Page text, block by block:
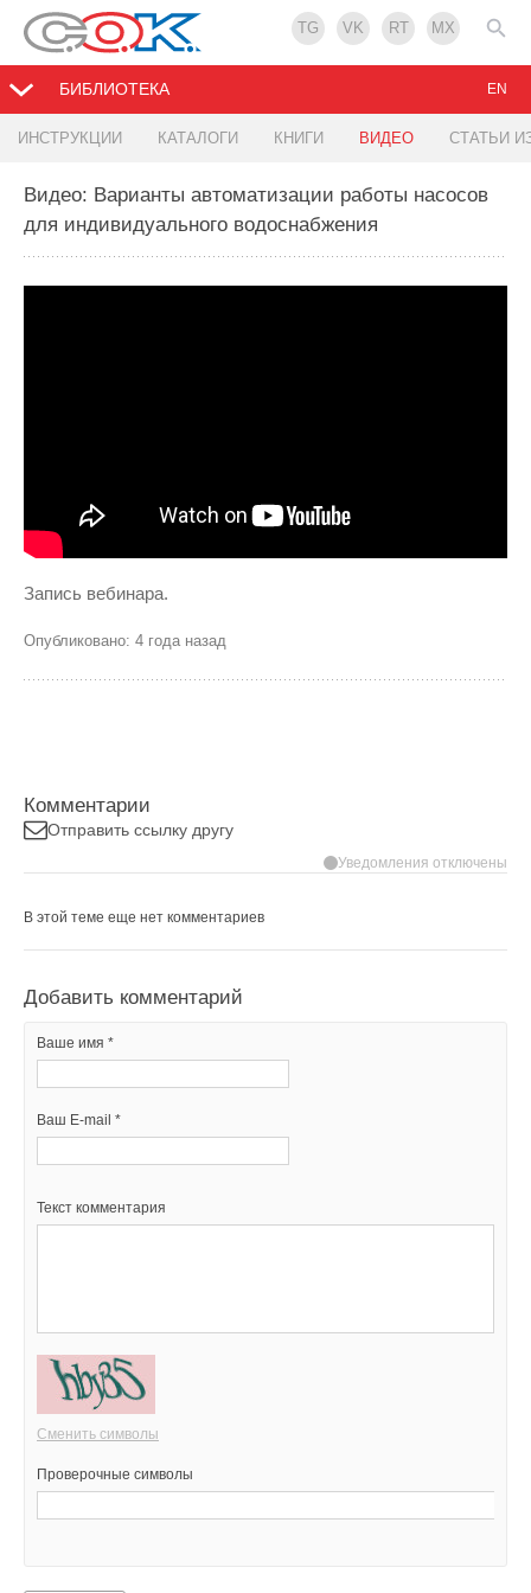
TG VK RT MX
БИБЛИОТЕКА
ИНСТРУКЦИИ КАТАЛОГИ КНИГИ ВИДЕО СТАТЬИ
EN
Видео: Варианты автоматизации работы насосов
для индивидуального водоснабжения
Запись вебинара.
Опубликовано: 4 года назад
Комментарии
Отправить ссылку другу
Уведомления отключены
В этой теме еще нет комментариев
Добавить комментарий
Ваше имя *
Ваш E-mail *
Текст комментария
Сменить символы
Проверочные символы